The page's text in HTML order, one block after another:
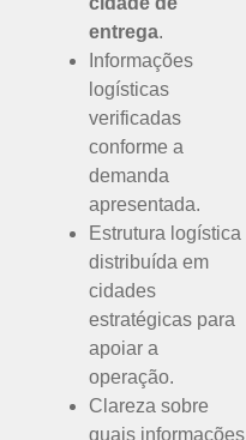
entrega.
Informações
logísticas
verificadas
conforme a
demanda
apresentada.
Estrutura logística
distribuída em
cidades
estratégicas para
apoiar a
operação.
Clareza sobre
quais informações